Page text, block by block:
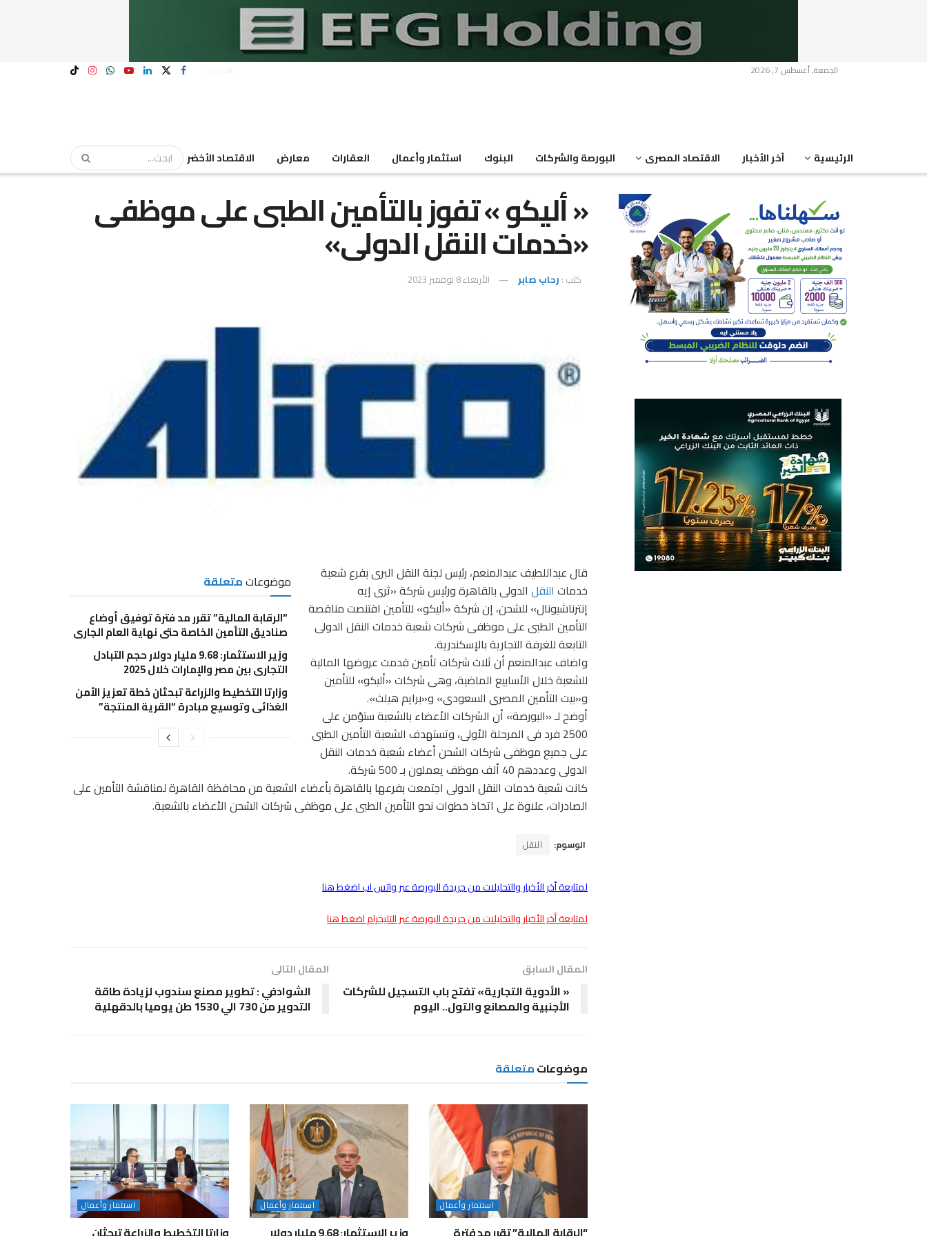
الجمعة, أغسطس 7, 2026
الرئيسية آخر الأخبار الاقتصاد المصرى البورصة والشركات البنوك استثمار وأعمال العقارات معارض الاقتصاد الأخضر
« أليكو » تفوز بالتأمين الطبى على موظفى
«خدمات النقل الدولى»
كتب : رحاب صابر الأربعاء 8 نوفمبر 2023
موضوعاتمتعلقة
“الرقابة المالية” تقرر مد فترة توفيق أوضاع
صناديق التأمين الخاصة حتى نهاية العام الجاري
وزير الاستثمار: 9.68 مليار دولار حجم التبادل
التجاري بين مصر والإمارات خلال 2025
وزارتا التخطيط والزراعة تبحثان خطة تعزيز الأمن
الغذائي وتوسيع مبادرة “القرية المنتجة”
قال عبداللطيف عبدالمنعم، رئيس لجنة النقل البرى بفرع شعبة
خدمات النقل الدولى بالقاهرة ورئيس شركة «ثرى إيه
إنترناشيونال» للشحن، إن شركة «أليكو» للتأمين اقتنصت مناقصة
التأمين الطبى على موظفى شركات شعبة خدمات النقل الدولى
التابعة للغرفة التجارية بالإسكندرية.
واضاف عبدالمنعم أن ثلاث شركات تأمين قدمت عروضها المالية
للشعبة خلال الأسابيع الماضية، وهى شركات «أليكو» للتأمين
و«بيت التأمين المصرى السعودى» و«برايم هيلث».
أوضح لـ «البورصة» أن الشركات الأعضاء بالشعبة ستؤمن على
2500 فرد فى المرحلة الأولى، وتستهدف الشعبة التأمين الطبى
على جميع موظفى شركات الشحن أعضاء شعبة خدمات النقل
الدولى وعددهم 40 ألف موظف يعملون بـ 500 شركة.
كانت شعبة خدمات النقل الدولى اجتمعت بفرعها بالقاهرة بأعضاء الشعبة من محافظة القاهرة لمناقشة التأمين على
الصادرات، علاوة على اتخاذ خطوات نحو التأمين الطبى على موظفى شركات الشحن الأعضاء بالشعبة.
الوسوم: النقل
لمتابعة أخر الأخبار والتحليلات من جريدة البورصة عبر واتس اب اضغط هنا
لمتابعة أخر الأخبار والتحليلات من جريدة البورصة عبر التليجرام اضغط هنا
المقال السابق
« الأدوية التجارية» تفتح باب التسجيل للشركات
الأجنبية والمصانع والتول.. اليوم
المقال التالى
الشوادفي : تطوير مصنع سندوب لزيادة طاقة
التدوير من 730 الي 1530 طن يوميا بالدقهلية
موضوعاتمتعلقة
استثمار وأعمال استثمار وأعمال استثمار وأعمال